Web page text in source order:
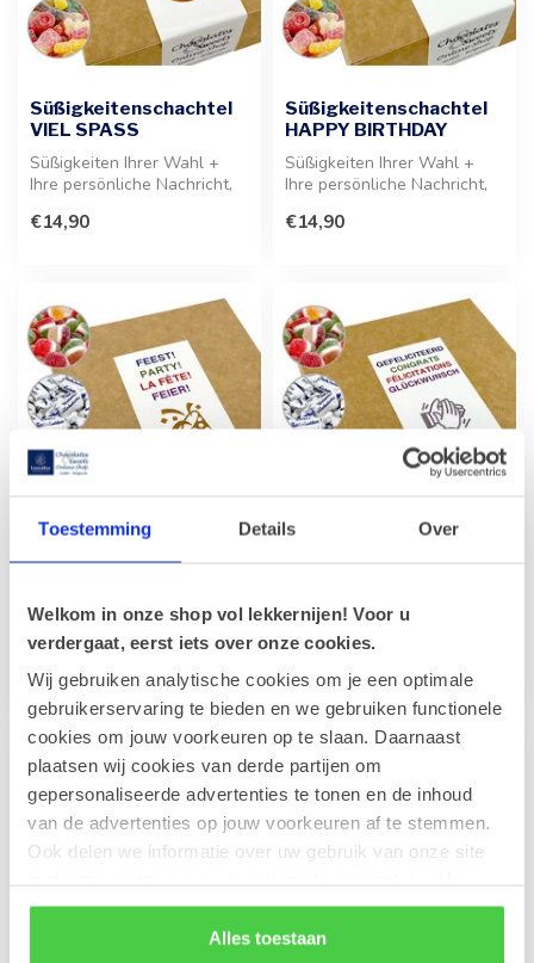
Toestemming Details Over
Welkom in onze shop vol lekkernijen! Voor u
verdergaat, eerst iets over onze cookies.
Wij gebruiken analytische cookies om je een optimale
gebruikerservaring te bieden en we gebruiken functionele
cookies om jouw voorkeuren op te slaan. Daarnaast
plaatsen wij cookies van derde partijen om
gepersonaliseerde advertenties te tonen en de inhoud
van de advertenties op jouw voorkeuren af te stemmen.
Ook delen we informatie over uw gebruik van onze site
rekening mee dat als je bepaalde cookies blokkeert, het
de correcte werking van de website kan verstoren.
Alles toestaan
Süßigkeitenschachtel
VIEL SPASS
Süßigkeiten Ihrer Wahl +
Ihre persönliche Nachricht,
€14,90
Süßigkeitenschachtel
HAPPY BIRTHDAY
Süßigkeiten Ihrer Wahl +
Ihre persönliche Nachricht,
€14,90
Süßigkeiten Ihrer Wahl +
Ihre persönliche Nachricht,
die auf der Innenseite der ...
€14,90
Süßigkeiten Ihrer Wahl +
Ihre persönliche Nachricht,
die auf der Innenseite der ...
€14,90